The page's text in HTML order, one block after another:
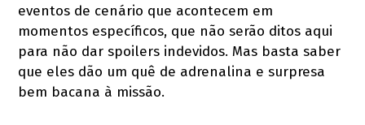
eventos de cenário que acontecem em
momentos específicos, que não serão ditos aqui
para não dar spoilers indevidos. Mas basta saber
que eles dão um quê de adrenalina e surpresa
bem bacana à missão.